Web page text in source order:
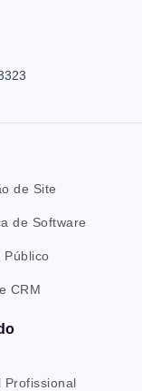
de Site
de Software
Público
CRM
Profissional